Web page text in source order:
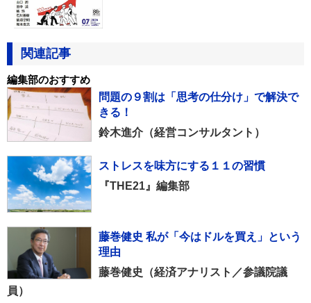
関連記事
編集部のおすすめ
問題の９割は「思考の仕分け」で解決で
きる！
鈴木進介（経営コンサルタント）
ストレスを味方にする１１の習慣
『THE21』編集部
藤巻健史 私が「今はドルを買え」という
理由
藤巻健史（経済アナリスト／参議院議
員）